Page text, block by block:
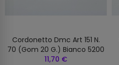
Cordonetto Dmc Art 151 N.
70 (gom 20 G.) Bianco 5200
11,70 €